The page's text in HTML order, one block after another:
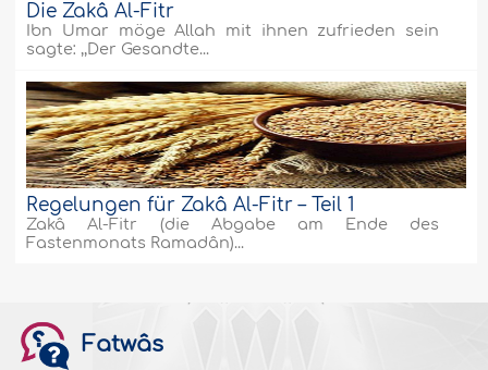
Die Zakâ Al-Fitr
Ibn Umar möge Allah mit ihnen zufrieden sein
sagte: ,,Der Gesandte...
Regelungen für Zakâ Al-Fitr – Teil 1
Zakâ Al-Fitr (die Abgabe am Ende des
Fastenmonats Ramadân)...
Fatwâs